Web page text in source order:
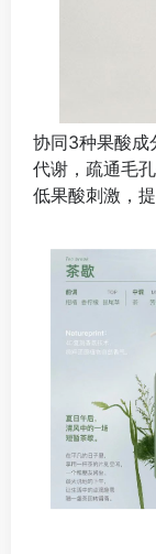
协同3种果酸成
代谢，疏通毛
低果酸刺激，